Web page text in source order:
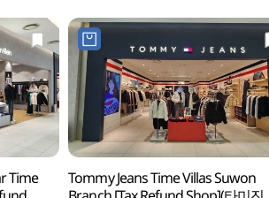
Time
Tommy Jeans Time Villas Suwon